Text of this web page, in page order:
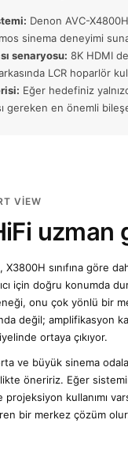
Denon AVC-
sinema deneyimi
senaryosu: 8K HDMI
LCR hoparlör
Eğer hedefiniz
gereken en önemli
VIEW
uzman
X3800H sınıfına göre
için doğru konumda
onu çok yönlü bir
değil;
ortaya çıkıyor.
ve büyük sinema
öneririz. Eğer
projeksiyon kullanımı
bir merkez çözüm